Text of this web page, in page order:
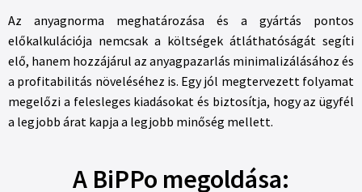
Az anyagnorma meghatározása és a gyártás pontos
előkalkulációja nemcsak a költségek átláthatóságát segíti
elő, hanem hozzájárul az anyagpazarlás minimalizálásához és
a profitabilitás növeléséhez is. Egy jól megtervezett folyamat
megelőzi a felesleges kiadásokat és biztosítja, hogy az ügyfél
a legjobb árat kapja a legjobb minőség mellett.
A BiPPo megoldása: